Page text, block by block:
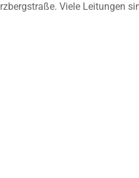
Viele Leitungen